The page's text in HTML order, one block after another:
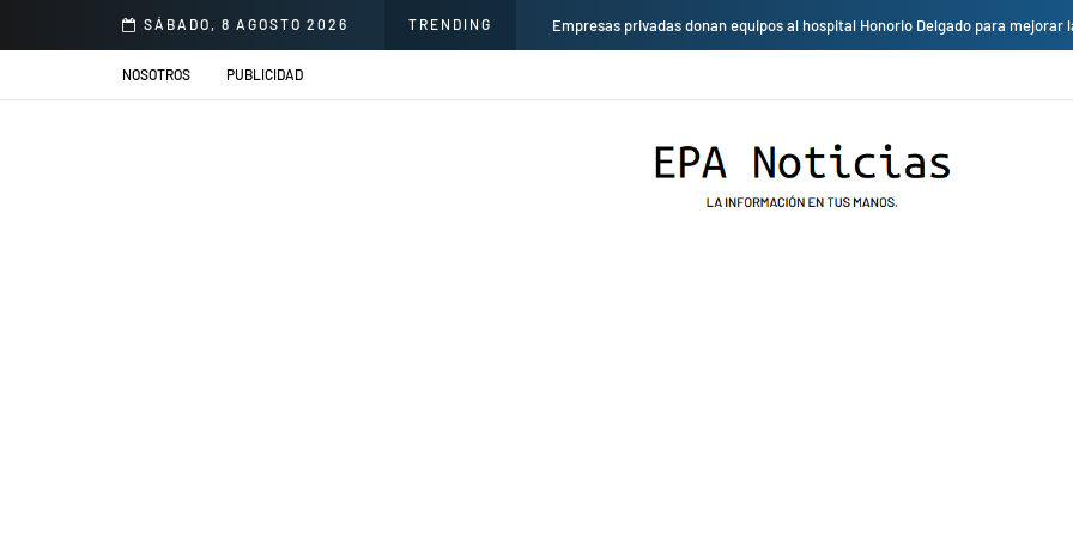
SÁBADO, 8 AGOSTO 2026 TRENDING
Delgado para mejorar la atención en salud Cambio de sede: Vicentico y Los Fabulosos Cadillacs se presentarán en el
NOSOTROS PUBLICIDAD